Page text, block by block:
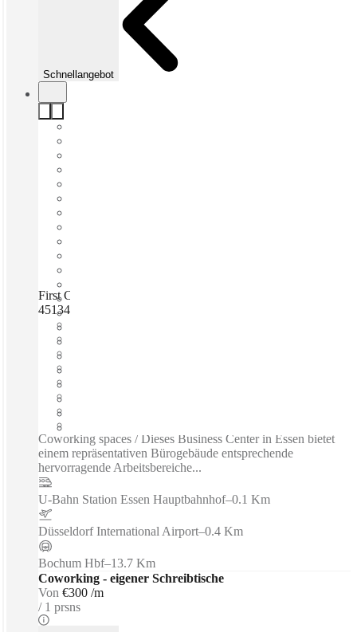
Schnellangebot
First Choice Business Center Essen-Rellinghausen, Essen,
45134
Coworking spaces / Dieses Business Center in Essen bietet
einem repräsentativen Bürogebäude entsprechende
hervorragende Arbeitsbereiche...
U-Bahn Station Essen Hauptbahnhof–0.1 Km
Düsseldorf International Airport–0.4 Km
Bochum Hbf–13.7 Km
Coworking - eigener Schreibtische
Von €300 /m
1 prsns